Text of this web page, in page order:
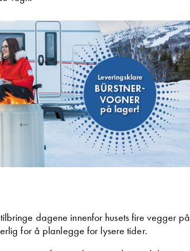
kontakt
dagene innenfor husets fire vegger på
for å planlegge for lysere tider.